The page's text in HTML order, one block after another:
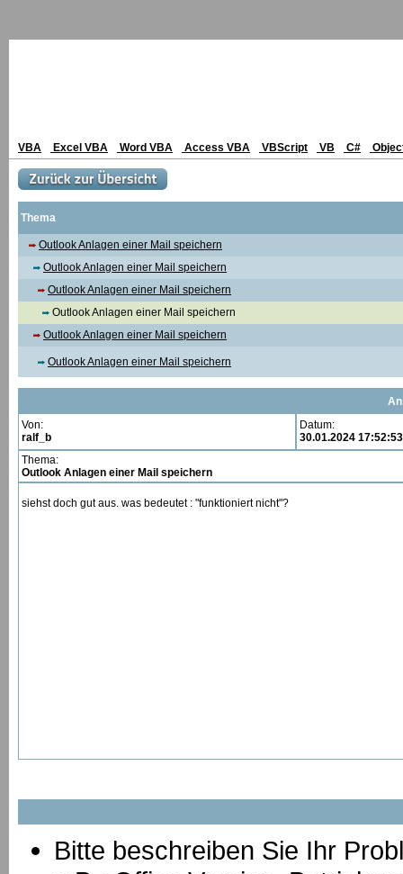
VBA Excel VBA Word VBA Access VBA VBScript VB C#
Thema
Outlook Anlagen einer Mail speichern
Outlook Anlagen einer Mail speichern
Outlook Anlagen einer Mail speichern
Outlook Anlagen einer Mail speichern
Outlook Anlagen einer Mail speichern
Outlook Anlagen einer Mail speichern
Von:
ralf_b
Datum:
30.01.2024 17:52:53
Thema:
Outlook Anlagen einer Mail speichern
siehst doch gut aus. was bedeutet : "funktioniert nicht"?
Bitte beschreiben Sie Ihr